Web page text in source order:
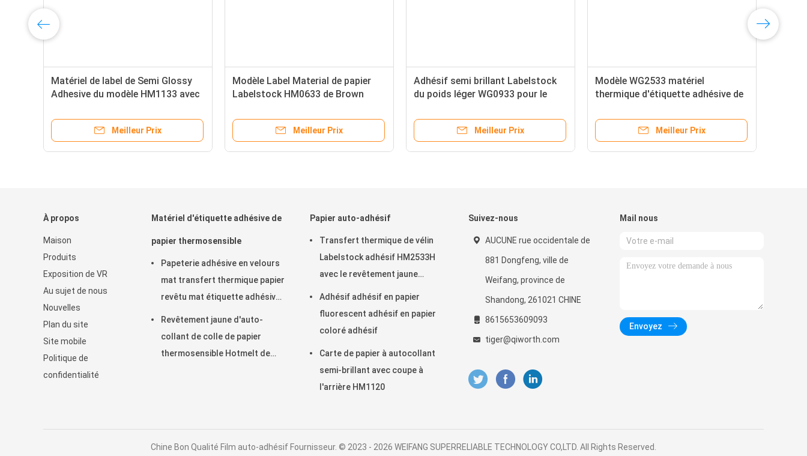
Matériel de label de Semi Glossy
Adhesive du modèle HM1133 avec
de colle de Hotmelt
Meilleur Prix
Modèle Label Material de papier
Labelstock HM0633 de Brown
Meilleur Prix
Adhésif semi brillant Labelstock
du poids léger WG0933 pour le
pharmacie de label
Meilleur Prix
Modèle WG2533 matériel
thermique d'étiquette adhésive de
acrylique
Meilleur Prix
À propos
Maison
Produits
Exposition de VR
Au sujet de nous
Nouvelles
Plan du site
Site mobile
Politique de
confidentialité
Matériel d'étiquette adhésive de
papier thermosensible
Papeterie adhésive en velours
mat transfert thermique papier
revêtu mat étiquette adhésive
Revêtement jaune d'auto-
collant de colle de papier
thermosensible Hotmelt de
Papier auto-adhésif
Transfert thermique de vélin
Labelstock adhésif HM2533H
avec le revêtement jaune
Adhésif adhésif en papier
fluorescent adhésif en papier
coloré adhésif
Carte de papier à autocollant
semi-brillant avec coupe à
l'arrière HM1120
Suivez-nous
AUCUNE rue occidentale de
881 Dongfeng, ville de
Weifang, province de
Shandong, 261021 CHINE
8615653609093
tiger@qiworth.com
Mail nous
Envoyez
Chine Bon Qualité Film auto-adhésif Fournisseur. © 2023 - 2026 WEIFANG SUPERRELIABLE TECHNOLOGY CO,LTD. All Rights Reserved.